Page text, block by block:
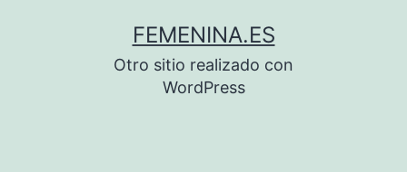
FEMENINA.ES
Otro sitio realizado con
WordPress